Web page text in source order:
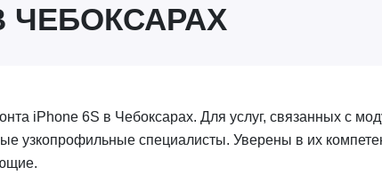
ЧЕБОКСАРАХ
iPhone 6S в Чебоксарах. Для услуг, связанных с
узкопрофильные специалисты. Уверены в их